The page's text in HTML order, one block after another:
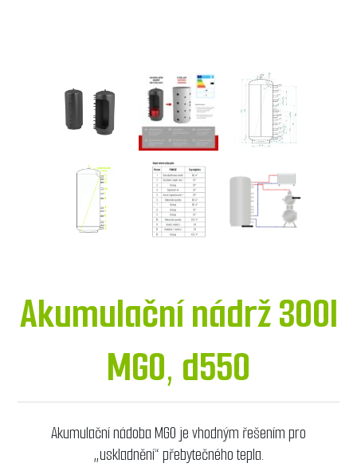
Akumulační nádrž 300l
MG0, d550
Akumulační nádoba MG0 je vhodným řešením pro
„uskladnění“ přebytečného tepla.